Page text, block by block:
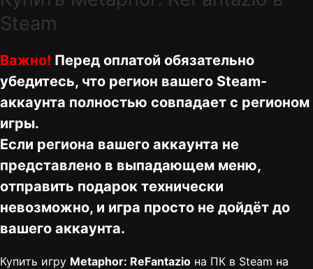
Steam
Важно! Перед оплатой обязательно
убедитесь, что регион вашего Steam-
аккаунта полностью совпадает с регионом
игры.
Если региона вашего аккаунта не
представлено в выпадающем меню,
отправить подарок технически
невозможно, и игра просто не дойдёт до
вашего аккаунта.
Купить игру Metaphor: ReFantazio на ПК в Steam на